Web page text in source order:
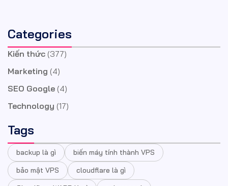
Categories
Kiến thức (377)
Marketing (4)
SEO Google (4)
Technology (17)
Tags
backup là gì
biến máy tính thành VPS
bảo mật VPS
cloudflare là gì